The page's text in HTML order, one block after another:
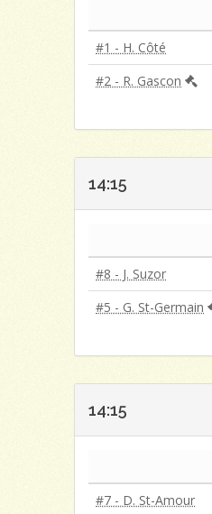
#1 - H. Côté
#2 - R. Gascon
14:15
#8 - J. Suzor
#5 - G. St-Germain
14:15
#7 - D. St-Amour